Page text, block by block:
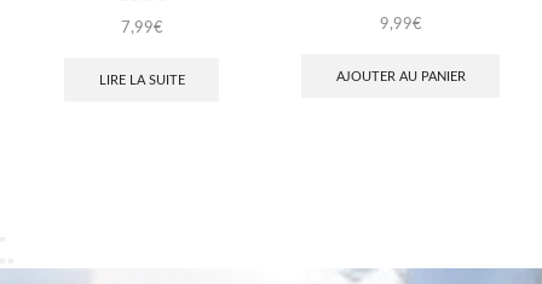
7,99€
LIRE LA SUITE
9,99€
AJOUTER AU PANIER